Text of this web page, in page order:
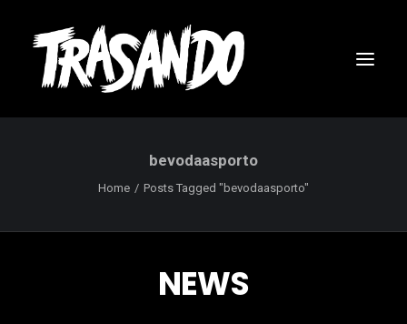
bevodaasporto
Home Posts Tagged "bevodaasporto"
NEWS